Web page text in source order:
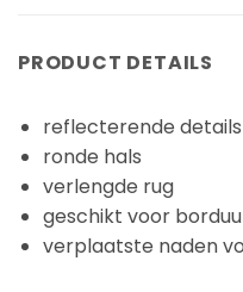
PRODUCT DETAILS
reflecterende details
ronde hals
verlengde rug
geschikt voor
verplaatste naden